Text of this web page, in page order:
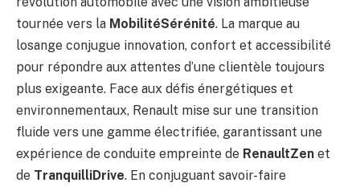
tournée vers la MobilitéSérénité. La marque au
losange conjugue innovation, confort et accessibilité
pour répondre aux attentes d’une clientèle toujours
plus exigeante. Face aux défis énergétiques et
environnementaux, Renault mise sur une transition
fluide vers une gamme électrifiée, garantissant une
expérience de conduite empreinte de RenaultZen et
de TranquilliDrive. En conjuguant savoir-faire